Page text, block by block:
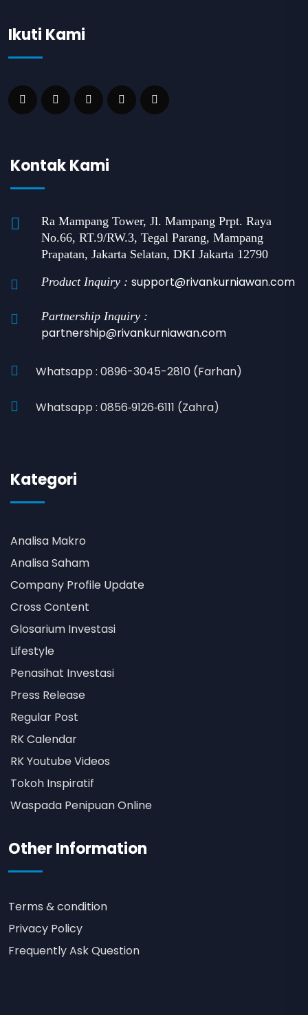
Ikuti Kami
Kontak Kami
Ra Mampang Tower, Jl. Mampang Prpt. Raya
No.66, RT.9/RW.3, Tegal Parang, Mampang
Prapatan, Jakarta Selatan, DKI Jakarta 12790
Product Inquiry : support@rivankurniawan.com
Partnership Inquiry :
partnership@rivankurniawan.com
Whatsapp : 0896-3045-2810 (Farhan)
Whatsapp : 0856‑9126‑6111 (Zahra)
Kategori
Analisa Makro
Analisa Saham
Company Profile Update
Cross Content
Glosarium Investasi
Lifestyle
Penasihat Investasi
Press Release
Regular Post
RK Calendar
RK Youtube Videos
Tokoh Inspiratif
Waspada Penipuan Online
Other Information
Terms & condition
Privacy Policy
Frequently Ask Question